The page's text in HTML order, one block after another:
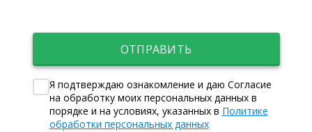
ОТПРАВИТЬ
Я подтверждаю ознакомление и даю Согласие
на обработку моих персональных данных в
порядке и на условиях, указанных в Политике
обработки персональных данных